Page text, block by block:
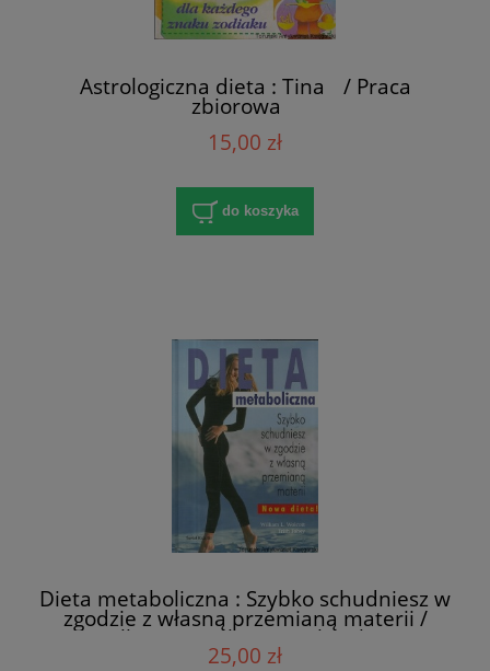
Astrologiczna dieta : Tina / Praca
zbiorowa
15,00 zł
do koszyka
Dieta metaboliczna : Szybko schudniesz w
zgodzie z własną przemianą materii /
William L. Wolcott, Trish Fahey
25,00 zł